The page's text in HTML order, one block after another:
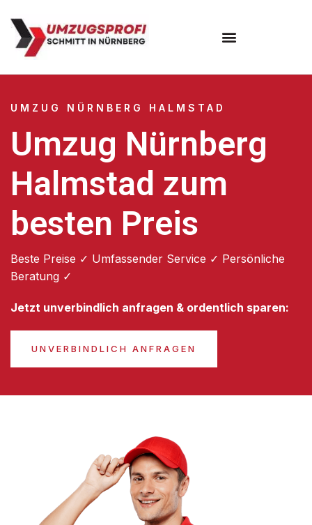
UMZUG NÜRNBERG HALMSTAD
Umzug Nürnberg
Halmstad zum
besten Preis
Beste Preise ✓ Umfassender Service ✓ Persönliche
Beratung ✓
Jetzt unverbindlich anfragen & ordentlich sparen:
UNVERBINDLICH ANFRAGEN